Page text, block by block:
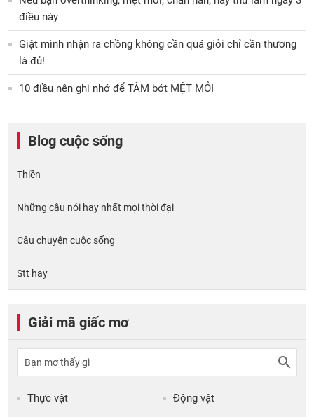
điều này
Giật mình nhận ra chồng không cần quá giỏi chỉ cần thương
là đủ!
10 điều nên ghi nhớ để TÂM bớt MỆT MỎI
Blog cuộc sống
Thiền
Những câu nói hay nhất mọi thời đại
Câu chuyện cuộc sống
Stt hay
Giải mã giấc mơ
Thực vật Động vật